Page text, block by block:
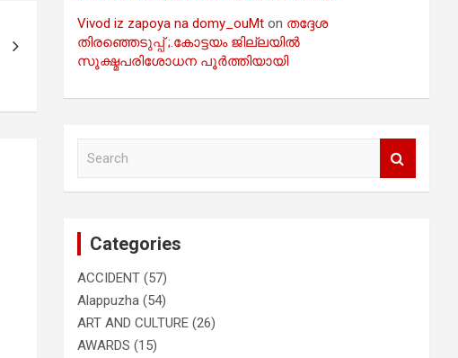
Vivod iz zapoya na domy_ouMt on തദ്ദേശ
തിരഞ്ഞെടുപ്പ് ;.കോട്ടയം ജില്ലയിൽ
സൂക്ഷ്മപരിശോധന പൂർത്തിയായി
Categories
ACCIDENT (57)
Alappuzha (54)
ART AND CULTURE (26)
AWARDS (15)